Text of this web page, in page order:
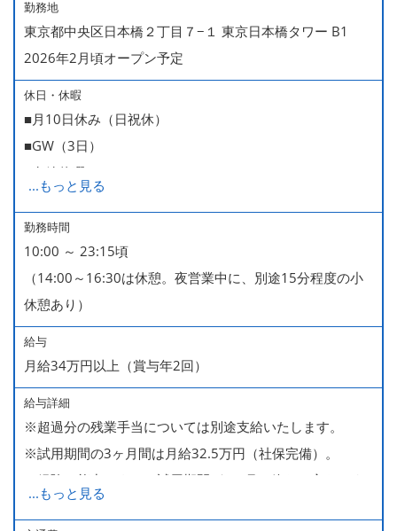
勤務地
東京都中央区日本橋２丁目７−１ 東京日本橋タワー B1
2026年2月頃オープン予定
休日・休暇
■月10日休み（日祝休）
■GW（3日）
■有給休暇
■慶弔休暇
■年末年始（12/31～1/4休みが基本。暦により1/6まで休
みなどもございます）
...もっと見る
勤務時間
10:00 ～ 23:15頃
（14:00～16:30は休憩。夜営業中に、別途15分程度の小
休憩あり）
給与
月給34万円以上（賞与年2回）
給与詳細
※超過分の残業手当については別途支給いたします。
※試用期間の3ヶ月間は月給32.5万円（社保完備）。
経験・能力により、試用期間が1ヶ月で終わる方もいま
す。
...もっと見る